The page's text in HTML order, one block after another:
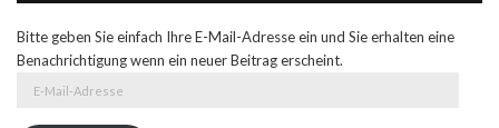
Bitte geben Sie einfach Ihre E-Mail-Adresse ein und Sie erhalten eine
Benachrichtigung wenn ein neuer Beitrag erscheint.